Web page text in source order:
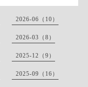
2026-06（10）
2026-03（8）
2025-12（9）
2025-09（16）